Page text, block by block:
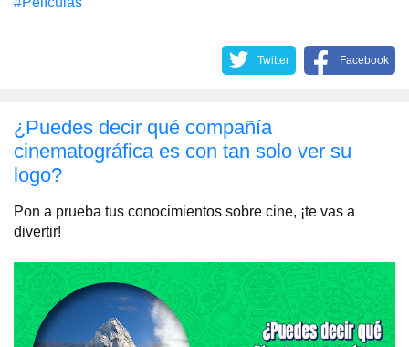
Twitter Facebook
¿Puedes decir qué compañía
cinematográfica es con tan solo ver su
logo?
Pon a prueba tus conocimientos sobre cine, ¡te vas a
divertir!